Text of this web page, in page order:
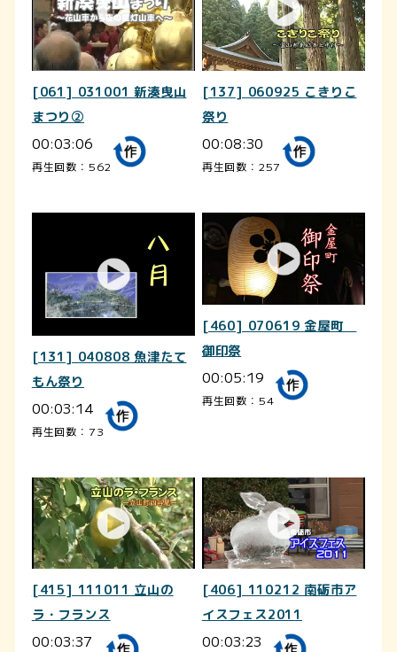
[061] 031001 新湊曳山
まつり②
00:03:06
再生回数：562
[137] 060925 こきりこ
祭り
00:08:30
再生回数：257
[131] 040808 魚津たて
もん祭り
00:03:14
再生回数：73
[460] 070619 金屋町
御印祭
00:05:19
再生回数：54
[415] 111011 立山の
ラ・フランス
00:03:37
[406] 110212 南砺市ア
イスフェス2011
00:03:23